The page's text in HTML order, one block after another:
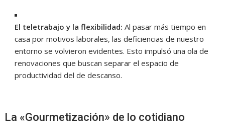
El teletrabajo y la flexibilidad: Al pasar más tiempo en
casa por motivos laborales, las deficiencias de nuestro
entorno se volvieron evidentes. Esto impulsó una ola de
renovaciones que buscan separar el espacio de
productividad del de descanso.
La «Gourmetización» de lo cotidiano